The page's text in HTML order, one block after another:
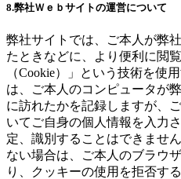
8.弊社Ｗｅｂサイトの運営について
弊社サイトでは、ご本人が弊
たときなどに、より便利に閲
（Cookie）」という技術を使
は、ご本人のコンピュータが
に訪れたかを記録しますが、
いてご自身の個人情報を入力
定、識別することはできませ
ない場合は、ご本人のブラウ
り、クッキーの使用を拒否す